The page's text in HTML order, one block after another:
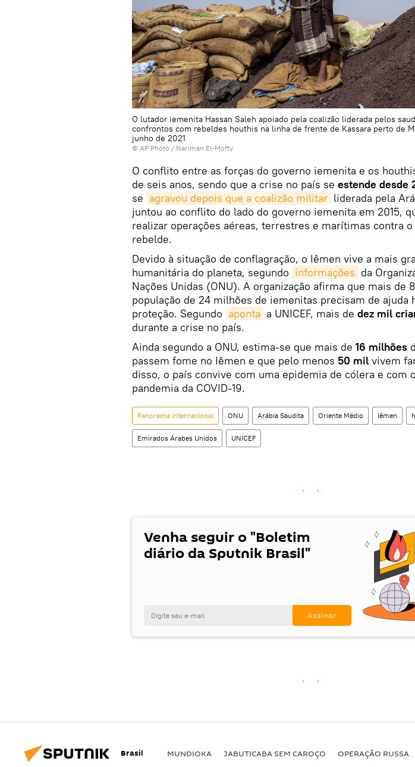
O lutador iemenita Hassan Saleh apoiado pela coalizão liderada pelos
confrontos com rebeldes houthis na linha de frente de Kassara perto de
junho de 2021
© AP Photo / Nariman El-Mofty
O conflito entre as forças do governo iemenita e os
de seis anos, sendo que a crise no país se estende desde
se agravou depois que a coalizão militar liderada pela
juntou ao conflito do lado do governo iemenita em 2015,
realizar operações aéreas, terrestres e marítimas contra
rebelde.
Devido à situação de conflagração, o Iêmen vive a mais
humanitária do planeta, segundo informações da
Nações Unidas (ONU). A organização afirma que mais de
população de 24 milhões de iemenitas precisam de ajuda
proteção. Segundo aponta a UNICEF, mais de dez mil
durante a crise no país.
Ainda segundo a ONU, estima-se que mais de 16 milhões
passem fome no Iêmen e que pelo menos 50 mil vivem
disso, o país convive com uma epidemia de cólera e com
pandemia da COVID-19.
Panorama internacional ONU Arábia Saudita Oriente Médio Iêmen
Emirados Árabes Unidos UNICEF
Venha seguir o "Boletim
diário da Sputnik Brasil"
Brasil MUNDIOKA JABUTICABA SEM CAROÇO OPERAÇÃO RUSSA